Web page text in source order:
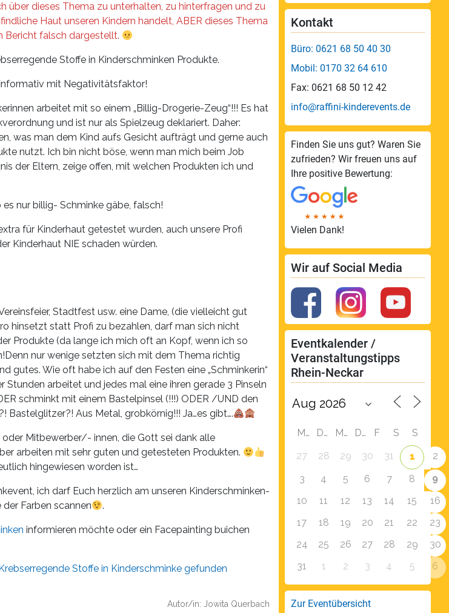
über dieses Thema zu unterhalten, zu hinterfragen und zu
Haut unseren Kindern handelt, ABER dieses Thema
Bericht falsch dargestellt.
Stoffe in Kinderschminken Produkte.
mit Negativitätsfaktor!
arbeitet mit so einem „Billig-Drogerie-Zeug“!!! Es hat
und ist nur als Spielzeug deklariert. Daher:
was man dem Kind aufs Gesicht aufträgt und gerne auch
nutzt. Ich bin nicht böse, wenn man mich beim Job
der Eltern, zeige offen, mit welchen Produkten ich und
nur billig- Schminke gäbe, falsch!
für Kinderhaut getestet wurden, auch unsere Profi
Kinderhaut NIE schaden würden.
Stadtfest usw. eine Dame, (die vielleicht gut
hinsetzt statt Profi zu bezahlen, darf man sich nicht
Produkte (da lange ich mich oft an Kopf, wenn ich so
nur wenige setzten sich mit dem Thema richtig
gutes. Wie oft habe ich auf den Festen eine „Schminkerin“
Stunden arbeitet und jedes mal eine ihren gerade 3 Pinseln
schminkt mit einem Bastelpinsel (!!!) ODER /UND den
Bastelglitzer?! Aus Metal, grobkörnig!!! Ja…es gibt….
Mitbewerber/- innen, die Gott sei dank alle
arbeiten mit sehr guten und getesteten Produkten.
hingewiesen worden ist…
ich darf Euch herzlich am unseren Kinderschminken-
Farben scannen
.
informieren möchte oder ein Facepainting buichen
Stoffe in Kinderschminke gefunden
Autor/in: Jowita Querbach
Kontakt
Büro: 0621 68 50 40 30
Mobil: 0170 32 64 610
Fax: 0621 68 50 12 42
info@raffini-kinderevents.de
Finden Sie uns gut? Waren Sie
zufrieden? Wir freuen uns auf
Ihre positive Bewertung:
Vielen Dank!
Wir auf Social Media
Eventkalender /
Veranstaltungstipps
Rhein-Neckar
M D M D F S
S
27
28 29 30 31 1
2
3
4 5 6 7 8
9
10
11 12 13 14 15
16
17
18 19 20 21 22
23
24
25 26 27 28 29
30
31
1 2 3 4 5 6
Zur Eventübersicht